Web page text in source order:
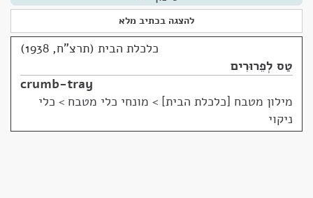
להצגה בכתיב מלא
כלכלת הבית (תרצ"ח, 1938)
טַס לְפֵרוּרִים
crumb-tray
מילון מטבח [כלכלת הבית] > מונחי כלי מטבח > כלי
ניקוי